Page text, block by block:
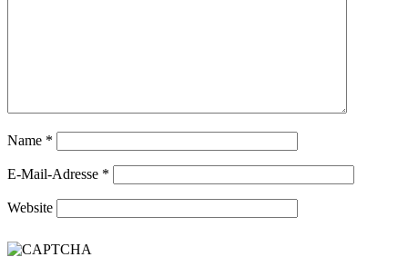
Name *
E-Mail-Adresse *
Website